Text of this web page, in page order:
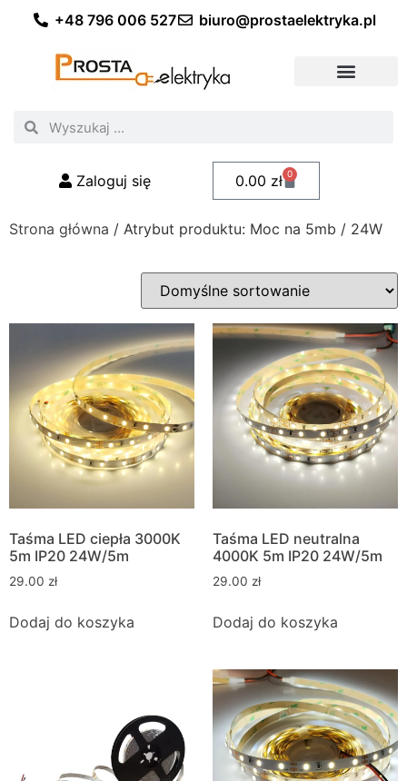
+48 796 006 527 biuro@prostaelektryka.pl
Zaloguj się 0.00 zł 0
Strona główna / Atrybut produktu: Moc na 5mb / 24W
Taśma LED ciepła 3000K
5m IP20 24W/5m
29.00 zł
Dodaj do koszyka
Taśma LED neutralna
4000K 5m IP20 24W/5m
29.00 zł
Dodaj do koszyka